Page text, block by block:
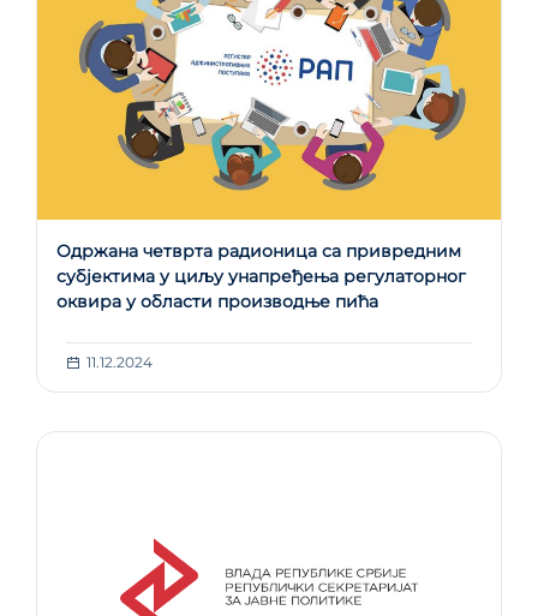
Oдржана четврта радионица са привредним
субјектима у циљу унапређења регулаторног
оквира у области производње пића
11.12.2024